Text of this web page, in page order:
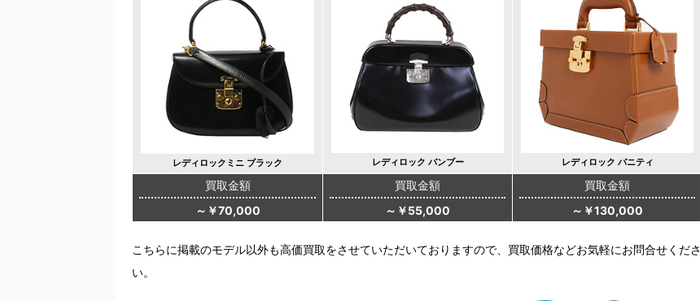
レディロックミニ ブラック レディロック バンブー レディロック バニティ
買取金額
～￥70,000
買取金額
～￥55,000
買取金額
～￥130,000
こちらに掲載のモデル以外も高価買取をさせていただいておりますので、買取価格などお気軽にお問合せくださ
い。